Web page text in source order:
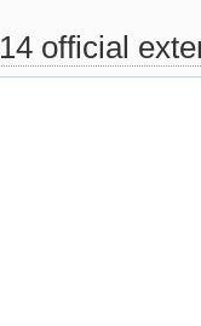
14 official